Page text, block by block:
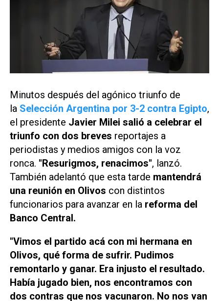
Minutos después del agónico triunfo de
la Selección Argentina por 3-2 contra Egipto,
el presidente Javier Milei salió a celebrar el
triunfo con dos breves reportajes a
periodistas y medios amigos con la voz
ronca. "Resurigmos, renacimos", lanzó.
También adelantó que esta tarde mantendrá
una reunión en Olivos con distintos
funcionarios para avanzar en la reforma del
Banco Central.
"Vimos el partido acá con mi hermana en
Olivos, qué forma de sufrir. Pudimos
remontarlo y ganar. Era injusto el resultado.
Había jugado bien, nos encontramos con
dos contras que nos vacunaron. No nos van